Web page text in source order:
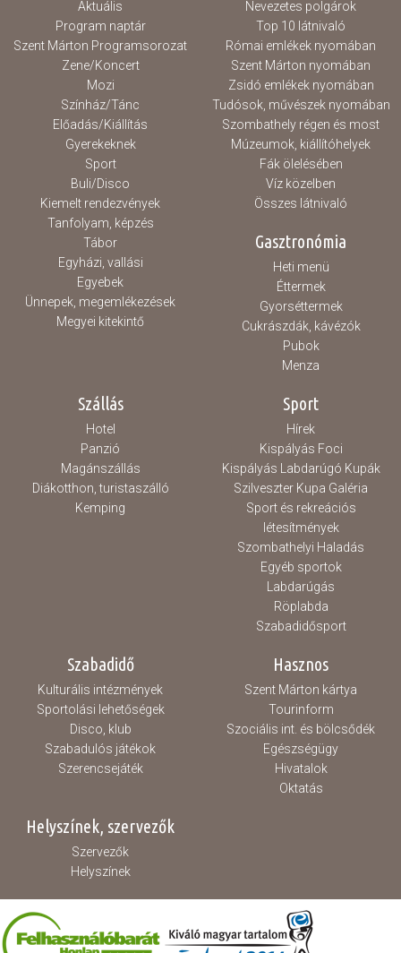
Aktuális
Program naptár
Szent Márton Programsorozat
Zene/Koncert
Mozi
Színház/Tánc
Előadás/Kiállítás
Gyerekeknek
Sport
Buli/Disco
Kiemelt rendezvények
Tanfolyam, képzés
Tábor
Egyházi, vallási
Egyebek
Ünnepek, megemlékezések
Megyei kitekintő
Nevezetes polgárok
Top 10 látnivaló
Római emlékek nyomában
Szent Márton nyomában
Zsidó emlékek nyomában
Tudósok, művészek nyomában
Szombathely régen és most
Múzeumok, kiállítóhelyek
Fák ölelésében
Víz közelben
Összes látnivaló
Gasztronómia
Heti menü
Éttermek
Gyorséttermek
Cukrászdák, kávézók
Pubok
Menza
Szállás
Hotel
Panzió
Magánszállás
Diákotthon, turistaszálló
Kemping
Sport
Hírek
Kispályás Foci
Kispályás Labdarúgó Kupák
Szilveszter Kupa Galéria
Sport és rekreációs
létesítmények
Szombathelyi Haladás
Egyéb sportok
Labdarúgás
Röplabda
Szabadidősport
Szabadidő
Kulturális intézmények
Sportolási lehetőségek
Disco, klub
Szabadulós játékok
Szerencsejáték
Hasznos
Szent Márton kártya
Tourinform
Szociális int. és bölcsődék
Egészségügy
Hivatalok
Oktatás
Helyszínek, szervezők
Szervezők
Helyszínek